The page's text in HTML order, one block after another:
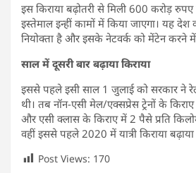
इस किराया बढ़ोतरी से मिली 600 करोड़
इस्तेमाल इन्हीं कामों में किया जाएगा। यह
नियोक्ता है और इसके नेटवर्क को मेंटेन करने में
साल में दूसरी बार बढ़ाया किराया
इससे पहले इसी साल 1 जुलाई को सरकार ने
थी। तब नॉन-एसी मेल/एक्सप्रेस ट्रेनों के
और एसी क्लास के किराए में 2 पैसे प्रति
वहीं इससे पहले 2020 में यात्री किराया बढ़ाया
Post Views: 170